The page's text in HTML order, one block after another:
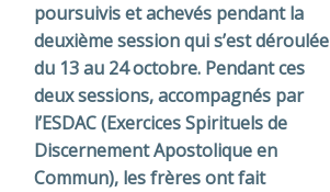
poursuivis et achevés pendant la
deuxième session qui s’est déroulée
du 13 au 24 octobre. Pendant ces
deux sessions, accompagnés par
l’ESDAC (Exercices Spirituels de
Discernement Apostolique en
Commun), les frères ont fait